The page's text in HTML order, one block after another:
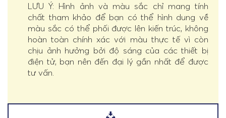
LƯU Ý: Hình ảnh và màu sắc chỉ mang tính
chất tham khảo để bạn có thể hình dung về
màu sắc có thể phối được lên kiến trúc, không
hoàn toàn chính xác với màu thực tế vì còn
chịu ảnh hưởng bởi độ sáng của các thiết bị
điện tử, bạn nên đến đại lý gần nhất để được
tư vấn.